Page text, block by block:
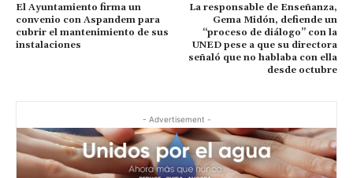
El Ayuntamiento firma un
convenio con Aspandem para
cubrir el mantenimiento de sus
instalaciones
La responsable de Enseñanza,
Gema Midón, defiende un
“proceso de diálogo” con la
UNED pese a que su directora
señaló que no hablaba con ella
desde octubre
- Advertisement -